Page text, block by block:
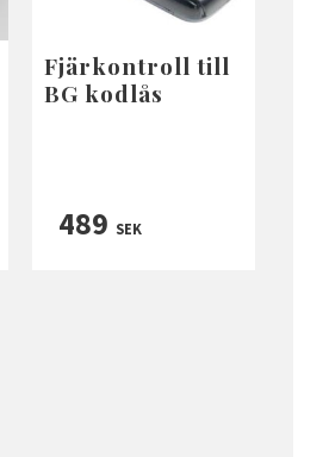
Fjärkontroll till
BG kodlås
489 SEK